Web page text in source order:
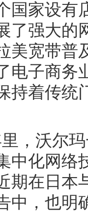
国家设有
了强大的
美宽带普
电子商务
持着传统
沃尔玛
中化网络
期在日本
中，也明